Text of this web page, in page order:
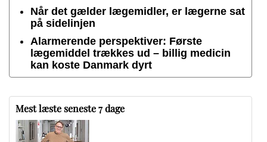
Når det gælder lægemidler, er lægerne sat
på sidelinjen
Alarmerende perspektiver: Første
lægemiddel trækkes ud – billig medicin
kan koste Danmark dyrt
Mest læste seneste 7 dage